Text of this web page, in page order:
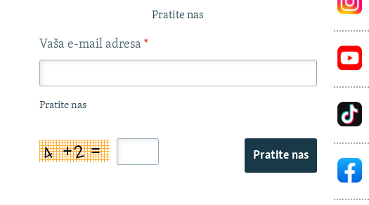
Pratite nas
Vaša e-mail adresa *
Pratite nas
Pratite nas